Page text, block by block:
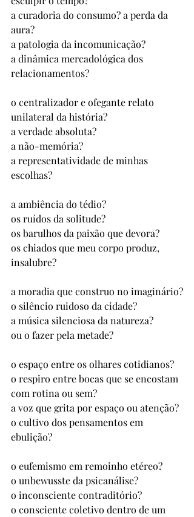
a curadoria do consumo? a perda da
aura?
a patologia da incomunicação?
a dinâmica mercadológica dos
relacionamentos?
o centralizador e ofegante relato
unilateral da história?
a verdade absoluta?
a não-memória?
a representatividade de minhas
escolhas?
a ambiência do tédio?
os ruídos da solitude?
os barulhos da paixão que devora?
os chiados que meu corpo produz,
insalubre?
a moradia que construo no imaginário?
o silêncio ruidoso da cidade?
a música silenciosa da natureza?
ou o fazer pela metade?
o espaço entre os olhares cotidianos?
o respiro entre bocas que se encostam
com rotina ou sem?
a voz que grita por espaço ou atenção?
o cultivo dos pensamentos em
ebulição?
o eufemismo em remoinho etéreo?
o unbewusste da psicanálise?
o inconsciente contraditório?
o consciente coletivo dentro de um